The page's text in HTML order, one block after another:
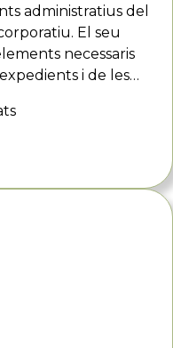
administratius del
El seu
necessaris
i de les…